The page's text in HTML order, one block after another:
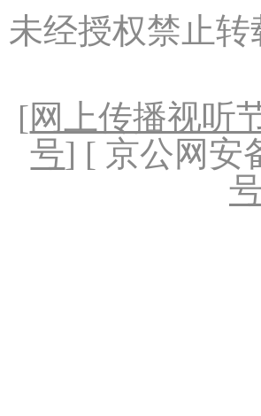
未经授权禁止
[网上传播视听
号] [ 京公网安